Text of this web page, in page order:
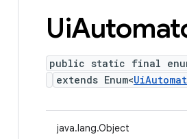
Ui
public static final enum
extends Enum<
java.lang.Object